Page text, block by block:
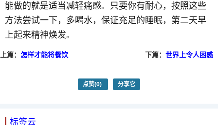
能做的就是适当减轻痛感。只要你有耐心，按照这些
方法尝试一下，多喝水，保证充足的睡眠，第二天早
上起来精神焕发。
上篇： 怎样才能将餐饮
下篇： 世界上令人困惑
点赞(0) 分享它
标签云